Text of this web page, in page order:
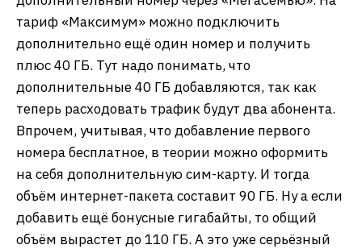
тариф «Максимум» можно подключить
дополнительно ещё один номер и получить
плюс 40 ГБ. Тут надо понимать, что
дополнительные 40 ГБ добавляются, так как
теперь расходовать трафик будут два абонента.
Впрочем, учитывая, что добавление первого
номера бесплатное, в теории можно оформить
на себя дополнительную сим-карту. И тогда
объём интернет-пакета составит 90 ГБ. Ну а если
добавить ещё бонусные гигабайты, то общий
объём вырастет до 110 ГБ. А это уже серьёзный